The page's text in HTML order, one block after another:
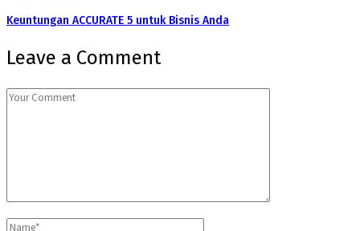
Keuntungan ACCURATE 5 untuk Bisnis Anda
Leave a Comment